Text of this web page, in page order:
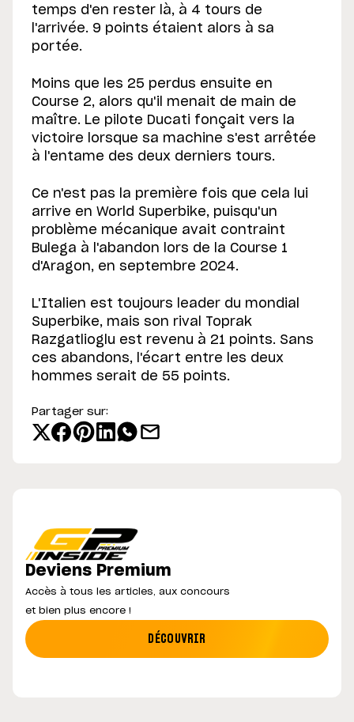
temps d'en rester là, à 4 tours de
l'arrivée. 9 points étaient alors à sa
portée.
Moins que les 25 perdus ensuite en
Course 2, alors qu'il menait de main de
maître. Le pilote Ducati fonçait vers la
victoire lorsque sa machine s'est arrêtée
à l'entame des deux derniers tours.
Ce n'est pas la première fois que cela lui
arrive en World Superbike, puisqu'un
problème mécanique avait contraint
Bulega à l'abandon lors de la Course 1
d'Aragon, en septembre 2024.
L'Italien est toujours leader du mondial
Superbike, mais son rival Toprak
Razgatlioglu est revenu à 21 points. Sans
ces abandons, l'écart entre les deux
hommes serait de 55 points.
Partager sur:
Deviens Premium
Accès à tous les articles, aux concours
et bien plus encore !
DÉCOUVRIR